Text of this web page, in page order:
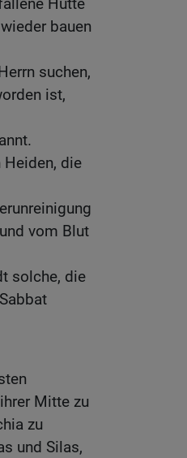
Hütte
bauen
suchen,
ist,
Heiden, die
vom Blut
solche, die
Mitte zu
zu
und Silas,